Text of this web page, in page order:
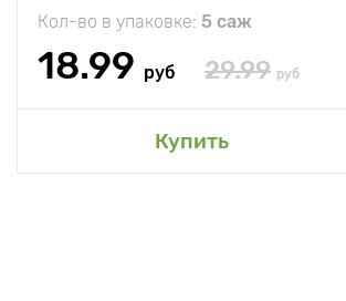
Кол-во в упаковке: 5 саж
18.99 руб 29.99 руб
Купить